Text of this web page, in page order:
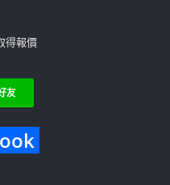
得報價